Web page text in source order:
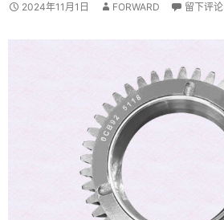
2024年11月1日 FORWARD 留下评论